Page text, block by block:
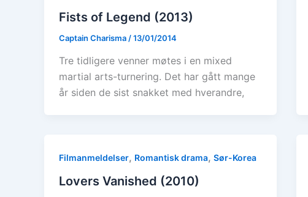
Fists of Legend (2013)
Captain Charisma /13/01/2014
Tre tidligere venner møtes i en mixed
martial arts-turnering. Det har gått mange
år siden de sist snakket med hverandre,
Filmanmeldelser, Romantisk drama, Sør-Korea
Lovers Vanished (2010)